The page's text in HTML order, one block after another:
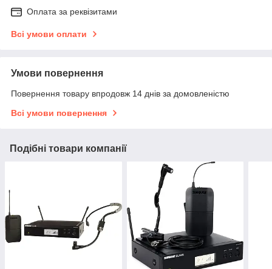
Оплата за реквізитами
Всі умови оплати
Умови повернення
Повернення товару впродовж 14 днів за домовленістю
Всі умови повернення
Подібні товари компанії